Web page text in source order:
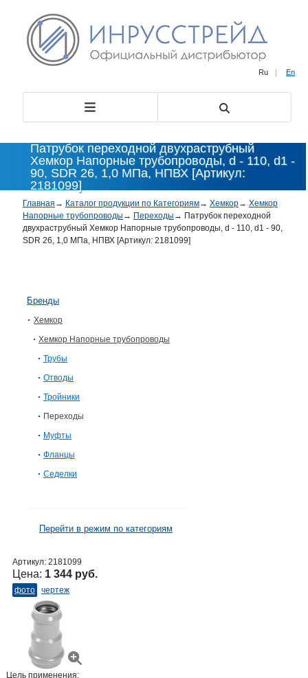
Ru | En
Патрубок переходной двухраструбный
Хемкор Напорные трубопроводы, d - 110, d1 -
90, SDR 26, 1,0 МПа, НПВХ [Артикул:
2181099]
Главная → Каталог продукции по Категориям→ Хемкор→ Хемкор
Напорные трубопроводы → Переходы → Патрубок переходной
двухраструбный Хемкор Напорные трубопроводы, d - 110, d1 - 90,
SDR 26, 1,0 МПа, НПВХ [Артикул: 2181099]
Бренды
Хемкор
Хемкор Напорные трубопроводы
Трубы
Отводы
Тройники
Переходы
Муфты
Фланцы
Седелки
Перейти в режим по категориям
Артикул: 2181099
Цена: 1 344 руб.
фото чертеж
Цель применения: